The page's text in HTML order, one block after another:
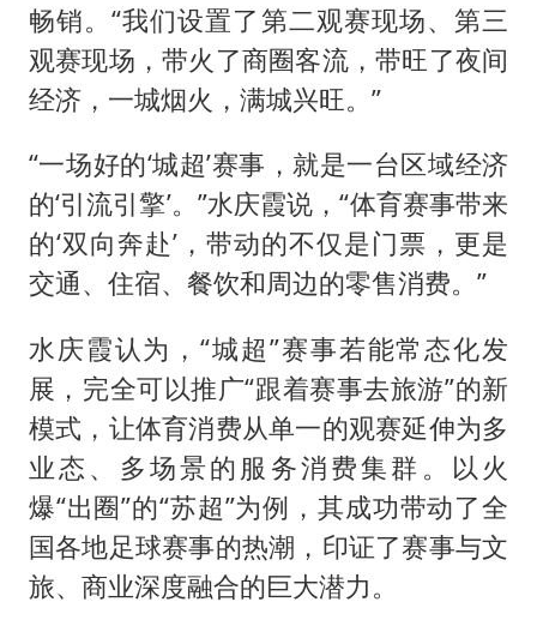
畅销。“我们设置了第二观赛现场、第三
观赛现场，带火了商圈客流，带旺了夜间
经济，一城烟火，满城兴旺。”
“一场好的‘城超’赛事，就是一台区域经济
的‘引流引擎’。”水庆霞说，“体育赛事带来
的‘双向奔赴’，带动的不仅是门票，更是
交通、住宿、餐饮和周边的零售消费。”
水庆霞认为，“城超”赛事若能常态化发
展，完全可以推广“跟着赛事去旅游”的新
模式，让体育消费从单一的观赛延伸为多
业态、多场景的服务消费集群。以火
爆“出圈”的“苏超”为例，其成功带动了全
国各地足球赛事的热潮，印证了赛事与文
旅、商业深度融合的巨大潜力。